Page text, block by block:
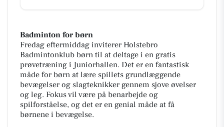
Badminton for børn
Fredag eftermiddag inviterer Holstebro
Badmintonklub børn til at deltage i en gratis
prøvetræning i Juniorhallen. Det er en fantastisk
måde for børn at lære spillets grundlæggende
bevægelser og slagteknikker gennem sjove øvelser
og leg. Fokus vil være på benarbejde og
spilforståelse, og det er en genial måde at få
børnene i bevægelse.